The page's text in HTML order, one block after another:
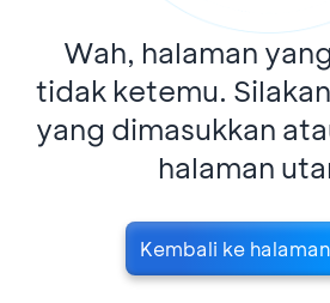
Wah, halaman
tidak ketemu.
yang dimasukkan
halaman
Kembali ke